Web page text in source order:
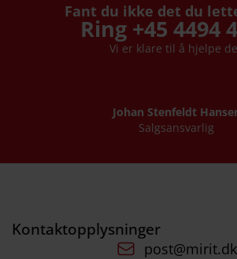
Fant du ikke det du
Ring +45 4494
Vi er klare til å hjelpe
Johan Stenfeldt
Salgsansvarlig
Kontaktopplysninger
post@mirit.dk